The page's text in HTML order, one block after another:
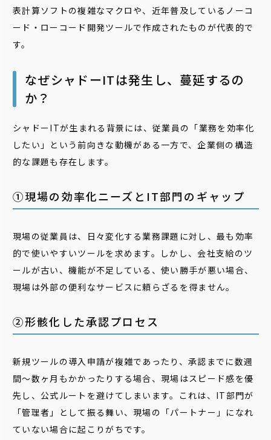
表計算ソフトの複雑なマクロや、近年普及しているノーコ
ード・ローコード開発ツールで作成されたものが代表的で
す。
なぜシャドーITは発生し、蔓延するの
か？
シャドーITが生まれる背景には、従業員の「業務を効率化
したい」という前向きな動機がある一方で、企業側の構造
的な課題も存在します。
①現場の効率化ニーズとIT部門のギャップ
現場の従業員は、日々変化する業務課題に対し、最も効率
的で使いやすいツールを求めます。しかし、会社支給のツ
ールが古い、機能が不足している、使い勝手が悪い場合、
現場は外部の便利なサービスに頼らざるを得ません。
②形骸化した承認プロセス
新規ツールの導入申請が複雑であったり、承認までに数週
間〜数ヶ月もかかったりする場合、現場はスピード感を優
先し、公式ルートを避けてしまいます。これは、IT部門が
「管理者」として振る舞い、現場の「パートナー」になれ
ていない場合に起こりがちです。